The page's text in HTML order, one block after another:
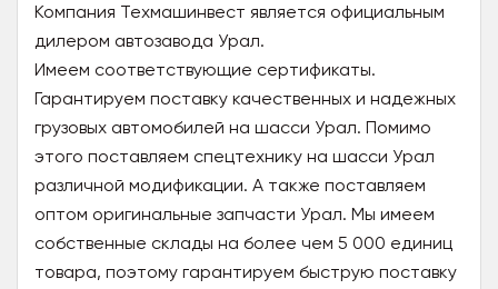
Компания Техмашинвест является официальным
дилером автозавода Урал.
Имеем соответствующие сертификаты.
Гарантируем поставку качественных и надежных
грузовых автомобилей на шасси Урал. Помимо
этого поставляем спецтехнику на шасси Урал
различной модификации. А также поставляем
оптом оригинальные запчасти Урал. Мы имеем
собственные склады на более чем 5 000 единиц
товара, поэтому гарантируем быструю поставку